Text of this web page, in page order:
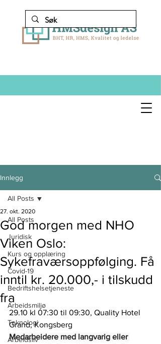
Innlegg
All Posts
Juridisk
Kurs og opplæring
Covid-19
Bedriftshelsetjeneste
Arbeidsmiljø
Teknologi
Arbeidsliv
All Posts
God morgen med NHO
Viken Oslo:
Sykefraværsoppfølging. Få
inntil kr. 20.000,- i tilskudd
fra
27. okt. 2020
29.10 kl 07:30 til 09:30, Quality Hotel
Grand, Kongsberg
Medarbeidere med langvarig eller